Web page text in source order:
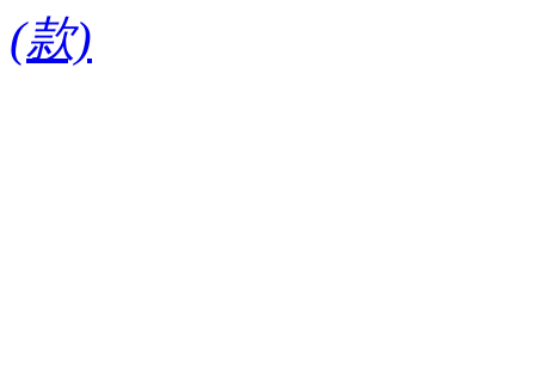
(款)